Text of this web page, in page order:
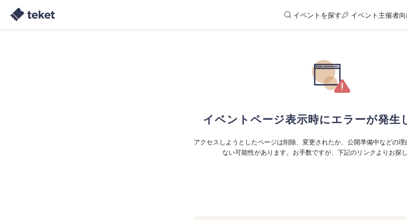
イベントを探す イベント主催者向
イベントページ表示時にエラーが発生
アクセスしようとしたページは削除、変更されたか、公開準備中などの理
ない可能性があります。お手数ですが、下記のリンクよりお探し